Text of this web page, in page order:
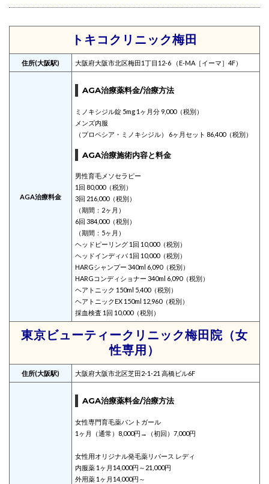
トキコクリニック梅田
住所(大阪駅) 大阪府大阪市北区梅田1丁目12-6 （E-MA［イーマ］4F）
AGA治療料金
AGA治療薬料金/治療方法
ミノキシジル錠 5mg 1ヶ月分 9,000（税別）
メンズ内服
（プロペシア・ミノキシジル） 6ヶ月セット 86,400（税別）
AGA治療施術内容と料金
男性育毛メソセラピー
1回 80,000（税別）
3回 216,000（税別）
（期間：2ヶ月）
6回 384,000（税別）
（期間：5ヶ月）
ヘッドピーリング 1回 10,000（税別）
ヘッドインディバ 1回 10,000（税別）
HARGシャンプー 340ml 6,090（税別）
HARGコンディショナー 340ml 6,090（税別）
ヘアトニック 150ml 5,400（税別）
ヘアトニックEX 150ml 12,960（税別）
採血検査 1回 10,000（税別）
東京ビューティークリニック梅田院（女
性専用）
住所(大阪駅) 大阪府大阪市北区芝田2-1-21 高橋ビル6F
AGA治療薬料金/治療方法
女性専門育毛薬パントガール
1ヶ月（通常）8,000円→（初回）7,000円
女性用オリジナル発毛薬リバース レディ
内服薬 1ヶ月14,000円～21,000円
外用薬 1ヶ月14,000円～